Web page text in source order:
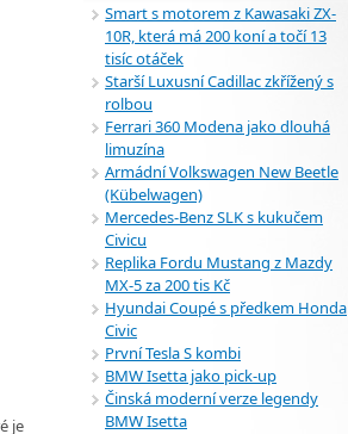
je
Smart s motorem z Kawasaki ZX-
10R, která má 200 koní a točí 13
tisíc otáček
Starší Luxusní Cadillac zkřížený s
rolbou
Ferrari 360 Modena jako dlouhá
limuzína
Armádní Volkswagen New Beetle
(Kübelwagen)
Mercedes-Benz SLK s kukučem
Civicu
Replika Fordu Mustang z Mazdy
MX-5 za 200 tis Kč
Hyundai Coupé s předkem Honda
Civic
První Tesla S kombi
BMW Isetta jako pick-up
Činská moderní verze legendy
BMW Isetta